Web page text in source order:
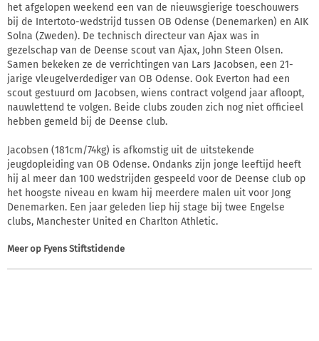
het afgelopen weekend een van de nieuwsgierige toeschouwers
bij de Intertoto-wedstrijd tussen OB Odense (Denemarken) en AIK
Solna (Zweden). De technisch directeur van Ajax was in
gezelschap van de Deense scout van Ajax, John Steen Olsen.
Samen bekeken ze de verrichtingen van Lars Jacobsen, een 21-
jarige vleugelverdediger van OB Odense. Ook Everton had een
scout gestuurd om Jacobsen, wiens contract volgend jaar afloopt,
nauwlettend te volgen. Beide clubs zouden zich nog niet officieel
hebben gemeld bij de Deense club.
Jacobsen (181cm/74kg) is afkomstig uit de uitstekende
jeugdopleiding van OB Odense. Ondanks zijn jonge leeftijd heeft
hij al meer dan 100 wedstrijden gespeeld voor de Deense club op
het hoogste niveau en kwam hij meerdere malen uit voor Jong
Denemarken. Een jaar geleden liep hij stage bij twee Engelse
clubs, Manchester United en Charlton Athletic.
Meer op Fyens Stiftstidende